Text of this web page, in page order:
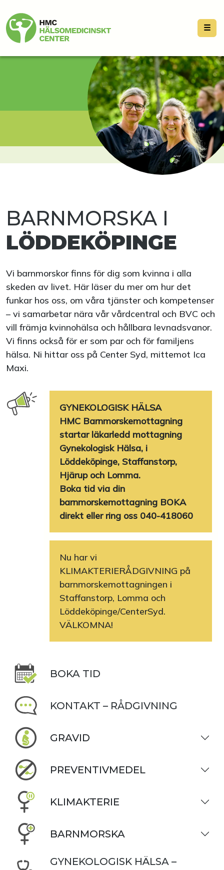
☰
BARNMORSKA I
LÖDDEKÖPINGE
Vi barnmorskor finns för dig som kvinna i alla
skeden av livet. Här läser du mer om hur det
funkar hos oss, om våra tjänster och kompetenser
– vi samarbetar nära vår vårdcentral och BVC och
vill främja kvinnohälsa och hållbara levnadsvanor.
Vi finns också för er som par och för familjens
hälsa. Ni hittar oss på Center Syd, mittemot Ica
Maxi.
GYNEKOLOGISK HÄLSA
HMC Barnmorskemottagning
startar läkarledd mottagning
Gynekologisk Hälsa, i
Löddeköpinge, Staffanstorp,
Hjärup och Lomma.
Boka tid via din
barnmorskemottagning BOKA
direkt eller ring oss 040-418060
Nu har vi
KLIMAKTERIERÅDGIVNING på
barnmorskemottagningen i
Staffanstorp, Lomma och
Löddeköpinge/CenterSyd.
VÄLKOMNA!
BOKA TID
KONTAKT – RÅDGIVNING
GRAVID
PREVENTIVMEDEL
KLIMAKTERIE
BARNMORSKA
GYNEKOLOGISK HÄLSA –